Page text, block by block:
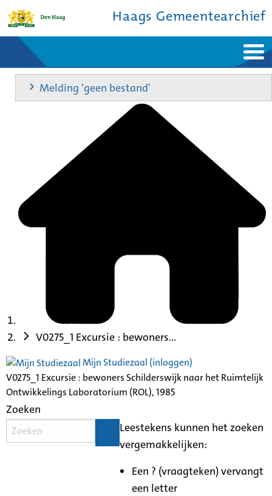
Haags Gemeentearchief
Home
Nieuws
Ontdek de stad
De studiezaal
Bronnen en collecties
Melding 'geen bestand'
V0275_1 Excursie : bewoners...
Mijn Studiezaal (inloggen)
V0275_1 Excursie : bewoners Schilderswijk naar het Ruimtelijk
Ontwikkelings Laboratorium (ROL), 1985
Zoeken
Leestekens kunnen het zoeken
vergemakkelijken:
Een ? (vraagteken) vervangt
een letter